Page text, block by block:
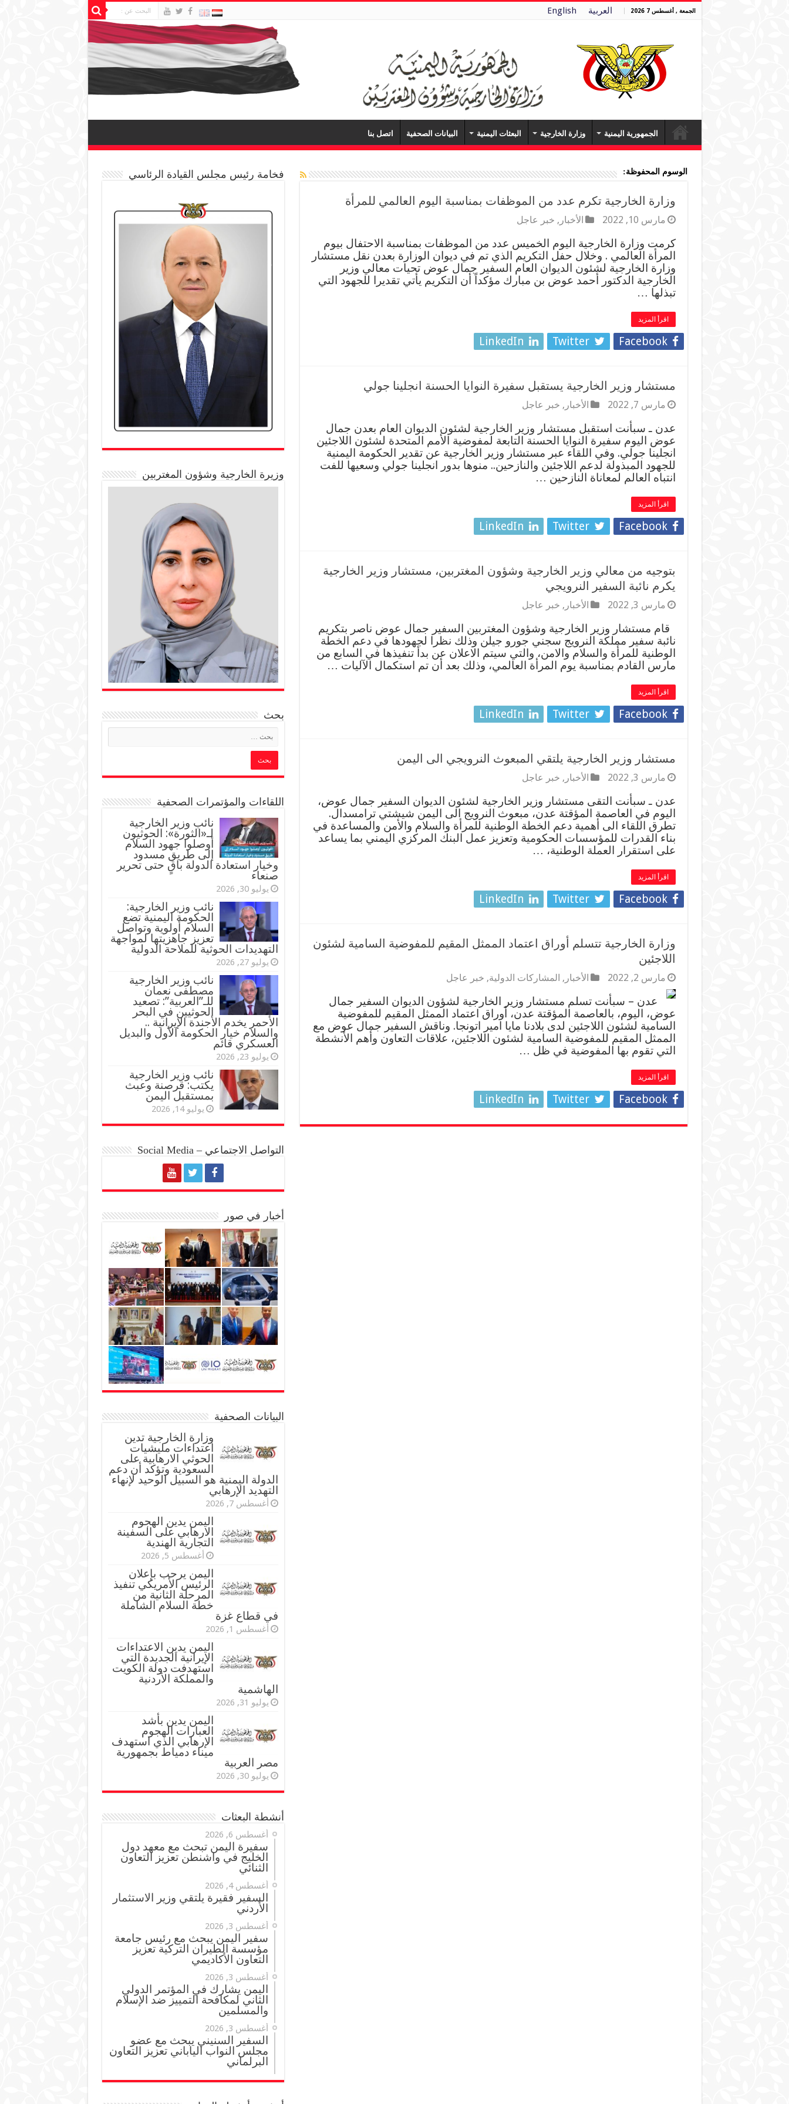
الجمعة , أغسطس 7 2026 العربية English
الجمهورية اليمنية وزارة الخارجية البعثات اليمنية البيانات الصحفية اتصل بنا
الوسوم المحفوظة:
وزارة الخارجية تكرم عدد من الموظفات بمناسبة اليوم العالمي للمرأة
مارس 10, 2022 الأخبار , خبر عاجل
كرمت وزارة الخارجية اليوم الخميس عدد من الموظفات بمناسبة الاحتفال بيوم
المرأة العالمي . وخلال حفل التكريم الذي تم في ديوان الوزارة بعدن نقل مستشار
وزارة الخارجية لشئون الديوان العام السفير جمال عوض تحيات معالي وزير
الخارجية الدكتور أحمد عوض بن مبارك مؤكداً أن التكريم يأتي تقديرا للجهود التي
تبذلها …
اقرأ المزيد
Facebook
Twitter
LinkedIn
مستشار وزير الخارجية يستقبل سفيرة النوايا الحسنة انجلينا جولي
مارس 7, 2022 الأخبار , خبر عاجل
عدن ـ سبأنت استقبل مستشار وزير الخارجية لشئون الديوان العام بعدن جمال
عوض اليوم سفيرة النوايا الحسنة التابعة لمفوضية الأمم المتحدة لشئون اللاجئين
انجلينا جولي. وفي اللقاء عبر مستشار وزير الخارجية عن تقدير الحكومة اليمنية
للجهود المبذولة لدعم اللاجئين والنازحين.. منوها بدور انجلينا جولي وسعيها للفت
انتباه العالم لمعاناة النازحين …
اقرأ المزيد
Facebook
Twitter
LinkedIn
بتوجيه من معالي وزير الخارجية وشؤون المغتربين، مستشار وزير الخارجية
يكرم نائبة السفير النرويجي
مارس 3, 2022 الأخبار , خبر عاجل
قام مستشار وزير الخارجية وشؤون المغتربين السفير جمال عوض ناصر بتكريم
نائبة سفير مملكة النرويج سجني جورو جيلن وذلك نظرا لجهودها في دعم الخطة
الوطنية للمرأة والسلام والامن، والتي سيتم الاعلان عن بدأ تنفيذها في السابع من
مارس القادم بمناسبة يوم المرأة العالمي، وذلك بعد أن تم استكمال الآليات …
اقرأ المزيد
Facebook
Twitter
LinkedIn
مستشار وزير الخارجية يلتقي المبعوث النرويجي الى اليمن
مارس 3, 2022 الأخبار , خبر عاجل
عدن ـ سبأنت التقى مستشار وزير الخارجية لشئون الديوان السفير جمال عوض،
اليوم في العاصمة المؤقتة عدن، مبعوث النرويج الى اليمن شيشتي ترامسدال.
تطرق اللقاء الى أهمية دعم الخطة الوطنية للمرأة والسلام والأمن والمساعدة في
بناء القدرات للمؤسسات الحكومية وتعزيز عمل البنك المركزي اليمني بما يساعد
على استقرار العملة الوطنية، …
اقرأ المزيد
Facebook
Twitter
LinkedIn
وزارة الخارجية تتسلم أوراق اعتماد الممثل المقيم للمفوضية السامية لشئون
اللاجئين
مارس 2, 2022 الأخبار , المشاركات الدولية, خبر عاجل
عدن – سبأنت تسلم مستشار وزير الخارجية لشؤون الديوان السفير جمال
عوض، اليوم، بالعاصمة المؤقتة عدن، أوراق اعتماد الممثل المقيم للمفوضية
السامية لشئون اللاجئين لدى بلادنا مايا امير اتونجا. وناقش السفير جمال عوض مع
الممثل المقيم للمفوضية السامية لشئون اللاجئين، علاقات التعاون وأهم الأنشطة
التي تقوم بها المفوضية في ظل …
اقرأ المزيد
Facebook
Twitter
LinkedIn
فخامة رئيس مجلس القيادة الرئاسي
وزيرة الخارجية وشؤون المغتربين
بحث
اللقاءات والمؤتمرات الصحفية
‏نائب وزير الخارجية
لـ«الثورة»: الحوثيون
أوصلوا جهود السلام
إلى طريق مسدود
وخيار استعادة الدولة باقٍ حتى تحرير
صنعاء
يوليو 30, 2026
نائب وزير الخارجية:
الحكومة اليمنية تضع
السلام أولوية وتواصل
تعزيز جاهزيتها لمواجهة
التهديدات الحوثية للملاحة الدولية
يوليو 27, 2026
نائب وزير الخارجية
مصطفى نعمان
للـ”العربية”: تصعيد
الحوثيين في البحر
الأحمر يخدم الأجندة الإيرانية ..
والسلام خيار الحكومة الأول والبديل
العسكري قائم
يوليو 23, 2026
نائب وزير الخارجية
يكتب: قرصنة وعبث
بمستقبل اليمن
يوليو 14, 2026
التواصل الاجتماعي – Social Media
أخبار في صور
البيانات الصحفية
وزارة الخارجية تدين
اعتداءات مليشيات
الحوثي الارهابية على
السعودية وتؤكد أن دعم
الدولة اليمنية هو السبيل الوحيد لإنهاء
التهديد الإرهابي
أغسطس 7, 2026
اليمن يدين الهجوم
الارهابي على السفينة
التجارية الهندية
أغسطس 5, 2026
اليمن يرحب بإعلان
الرئيس الأمريكي تنفيذ
المرحلة الثانية من
خطة السلام الشاملة
في قطاع غزة
أغسطس 1, 2026
اليمن يدين الاعتداءات
الإيرانية الجديدة التي
استهدفت دولة الكويت
والمملكة الأردنية
الهاشمية
يوليو 31, 2026
اليمن يدين بأشد
العبارات الهجوم
الإرهابي الذي استهدف
ميناء دمياط بجمهورية
مصر العربية
يوليو 30, 2026
أنشطة البعثات
أغسطس 6, 2026
سفيرة اليمن تبحث مع معهد دول
الخليج في واشنطن تعزيز التعاون
الثنائي
أغسطس 4, 2026
السفير فقيرة يلتقي وزير الاستثمار
الأردني
أغسطس 3, 2026
سفير اليمن يبحث مع رئيس جامعة
مؤسسة الطيران التركية تعزيز
التعاون الأكاديمي
أغسطس 3, 2026
اليمن يشارك في المؤتمر الدولي
الثاني لمكافحة التمييز ضد الإسلام
والمسلمين
أغسطس 3, 2026
السفير السنيني يبحث مع عضو
مجلس النواب الياباني تعزيز التعاون
البرلماني